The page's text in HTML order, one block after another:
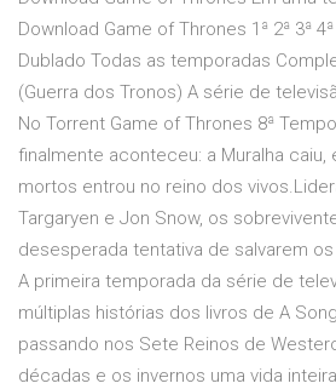
Download Game of Thrones 1ª 2ª 3ª
Dublado Todas as temporadas
(Guerra dos Tronos) A série de
No Torrent Game of Thrones 8ª
finalmente aconteceu: a Muralha
mortos entrou no reino dos
Targaryen e Jon Snow, os
desesperada tentativa de salvarem
A primeira temporada da série de
múltiplas histórias dos livros de A
passando nos Sete Reinos de
décadas e os invernos uma vida